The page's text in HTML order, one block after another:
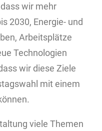
wir mehr
2030, Energie- und
Arbeitsplätze
Technologien
wir diese Ziele
mit einem
viele Themen